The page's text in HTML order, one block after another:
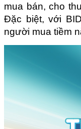
mua bán, cho
Đặc biệt, với
người mua tiềm